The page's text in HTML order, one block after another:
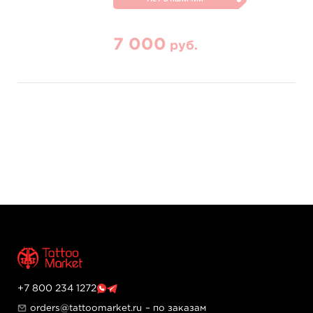
7 000 руб.
+7 800 234 1272
orders@tattoomarket.ru – по заказам